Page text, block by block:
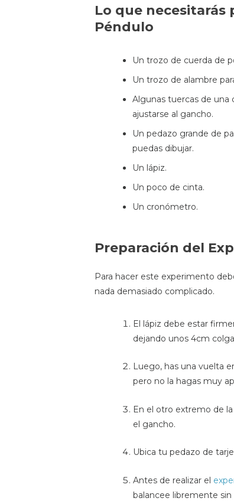
Lo que necesitarás
Péndulo
Un trozo de cuerda de
Un trozo de alambre
Algunas tuercas de una
ajustarse al gancho.
Un pedazo grande de
puedas dibujar.
Un lápiz.
Un poco de cinta.
Un cronómetro.
Preparación del
Para hacer este experimento
nada demasiado complicado.
El lápiz debe estar
dejando unos 4cm
Luego, has una vuelta
pero no la hagas muy
En el otro extremo de
el gancho.
Ubica tu pedazo de
Antes de realizar el
balancee libremente sin